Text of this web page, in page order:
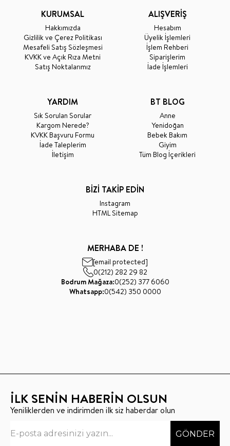
KURUMSAL
Hakkımızda
Gizlilik ve Çerez Politikası
Mesafeli Satış Sözleşmesi
KVKK ve Açık Rıza Metni
Satış Noktalarımız
ALIŞVERİŞ
Hesabım
Üyelik İşlemleri
İşlem Rehberi
Siparişlerim
İade İşlemleri
YARDIM
Sık Sorulan Sorular
Kargom Nerede?
KVKK Başvuru Formu
İade Taleplerim
İletişim
BT BLOG
Anne
Yenidoğan
Bebek Bakım
Giyim
Tüm Blog İçerikleri
BİZİ TAKİP EDİN
Instagram
HTML Sitemap
MERHABA DE !
[email protected]
0(212) 282 29 82
Bodrum Mağaza:0(252) 377 6060
Whatsapp:0(542) 350 0000
İLK SENİN HABERİN OLSUN
Yeniliklerden ve indirimden ilk siz haberdar olun
GÖNDER